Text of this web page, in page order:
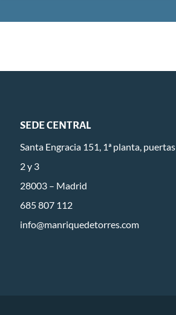
SEDE CENTRAL
Santa Engracia 151, 1ª planta, puertas
2 y 3
28003 – Madrid
685 807 112
info@manriquedetorres.com